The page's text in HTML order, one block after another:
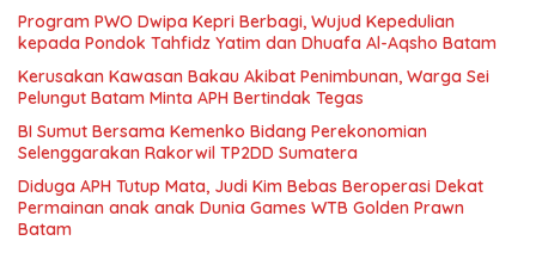
Program PWO Dwipa Kepri Berbagi, Wujud Kepedulian
kepada Pondok Tahfidz Yatim dan Dhuafa Al-Aqsho Batam
Kerusakan Kawasan Bakau Akibat Penimbunan, Warga Sei
Pelungut Batam Minta APH Bertindak Tegas
BI Sumut Bersama Kemenko Bidang Perekonomian
Selenggarakan Rakorwil TP2DD Sumatera
Diduga APH Tutup Mata, Judi Kim Bebas Beroperasi Dekat
Permainan anak anak Dunia Games WTB Golden Prawn
Batam